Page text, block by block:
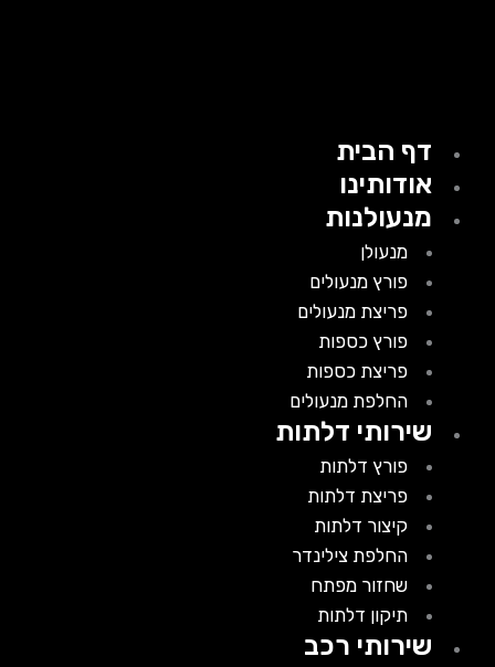
דף הבית
אודותינו
מנעולנות
מנעולן
פורץ מנעולים
פריצת מנעולים
פורץ כספות
פריצת כספות
החלפת מנעולים
שירותי דלתות
פורץ דלתות
פריצת דלתות
קיצור דלתות
החלפת צילינדר
שחזור מפתח
תיקון דלתות
שירותי רכב